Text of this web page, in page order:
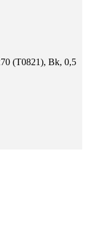
(T0821), Bk, 0,5